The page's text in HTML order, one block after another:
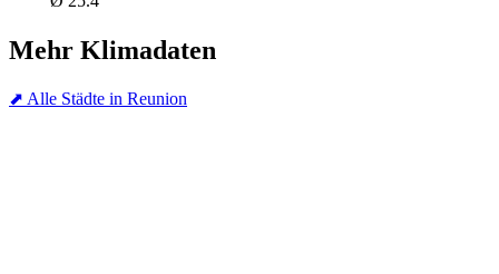
Mehr Klimadaten
⬈ Alle Städte in Reunion